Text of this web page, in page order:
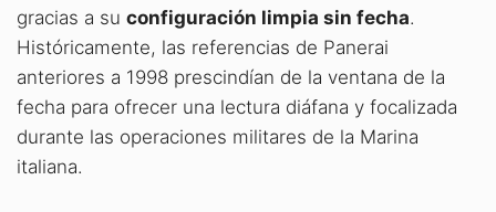
gracias a su configuración limpia sin fecha.
Históricamente, las referencias de Panerai
anteriores a 1998 prescindían de la ventana de la
fecha para ofrecer una lectura diáfana y focalizada
durante las operaciones militares de la Marina
italiana.